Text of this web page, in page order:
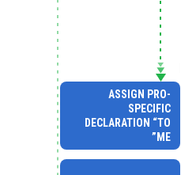
ASSIGN PRO-
SPECIFIC
DECLARATION “TO
ME”